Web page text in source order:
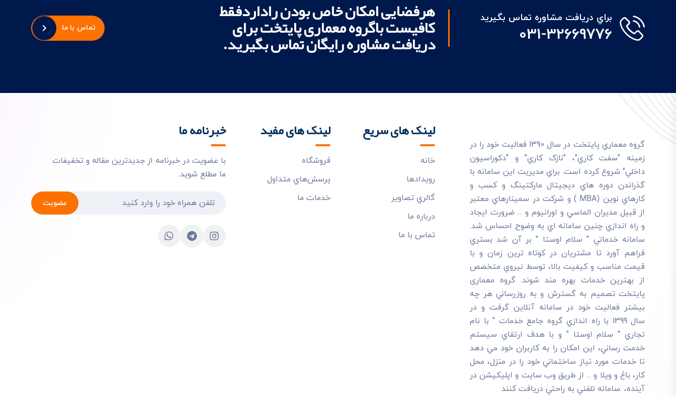
براي دريافت مشاوره تماس بگيريد
031-32669776
هرفضایی امکان خاص بودن راداردفقط
کافیست باگروه معماری پایتخت برای
دریافت مشاوره رایگان تماس بگیرید.
تماس با ما
گروه معماري پايتخت در سال 1390 فعاليت خود را در
زمينه "سفت کاري"، "نازک کاري" و "دکوراسيون
داخلي" شروع کرده است. براي مديريت اين سامانه با
گذراندن دوره هاي ديجيتال مارکتينگ و کسب و
کارهاي نوين (MBA ) و شرکت در سمينارهاي معتبر
از قبيل مديران الماسي و اورانيوم و ... ضرورت ايجاد
و راه اندازي چنين سامانه اي به وضوح احساس شد.
سامانه خدماتي " سلام اوستا " بر آن شد بستري
فراهم آورد تا مشتريان در کوتاه ترين زمان و با
قيمت مناسب و کيفيت بالا، توسط نيروي متخصص
از بهترين خدمات بهره مند شوند. گروه معماری
پایتخت تصميم به گسترش و به روزرساني هر چه
بيشتر فعاليت خود در سامانه آنلاين گرفت و در
سال 1399 با راه اندازي گروه جامع خدمات " با نام
تجاري " سلام اوستا " و با هدف ارتقاي سيستم
خدمت رساني، اين امکان را به کاربران خود مي دهد
تا خدمات مورد نياز ساختماني خود را در منزل، محل
کار، باغ و ويلا و ... از طريق وب سايت و اپليکيشن در
آينده، .سامانه تلفني به راحتي دريافت کنند
لینک های سریع
خانه
رويدادها
گالري تصاوير
درباره ما
تماس با ما
لینک های مفید
فروشگاه
پرسش‌هاي متداول
خدمات ما
خبرنامه ما
با عضویت در خبرنامه از جدیدترین مقاله و تخفیفات
ما مطلع شوید.
عضویت